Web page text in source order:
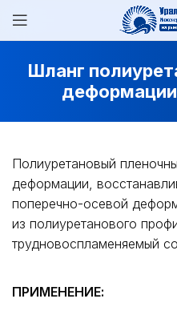
Шланг
деформации
Полиуретановый
деформации,
поперечно-осевой
из полиуретанового
трудновоспламеняемый
ПРИМЕНЕНИЕ: